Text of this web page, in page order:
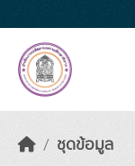
ชุดข้อมูล